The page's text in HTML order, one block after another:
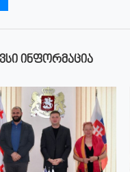
ᲘᲜᲤᲝᲠᲛᲐᲪᲘᲐ